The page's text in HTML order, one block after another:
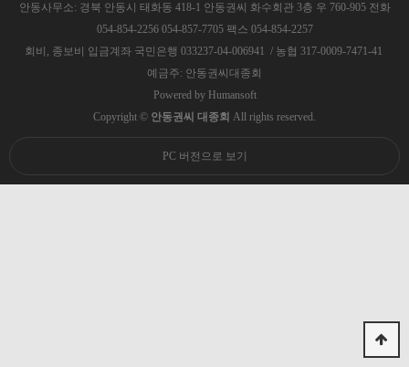
안동사무소: 경북 안동시 태화동 418-1 안동권씨 화수회관 3층 우 760-905 전화
054-854-2256 054-857-7705 팩스 054-854-2257
회비, 종보비 입금계좌 국민은행 033237-04-006941 / 농협 317-0009-7471-41
예금주: 안동권씨대종회
Powered by Humansoft
Copyright © 안동권씨 대종회 All rights reserved.
PC 버전으로 보기